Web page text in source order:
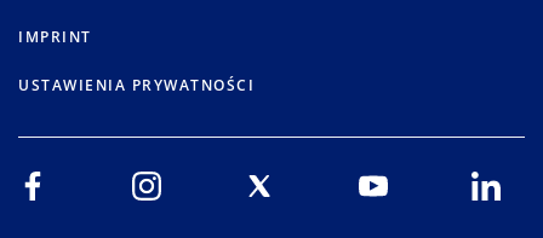
IMPRINT
USTAWIENIA PRYWATNOŚCI